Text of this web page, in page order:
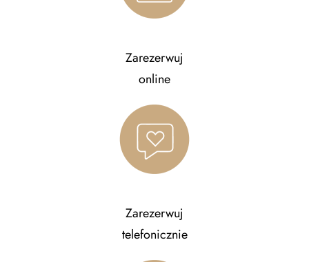
Zarezerwuj
online
Zarezerwuj
telefonicznie